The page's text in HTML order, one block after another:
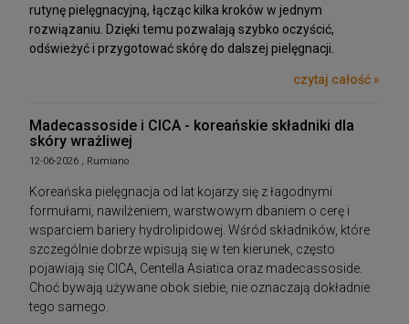
rutynę pielęgnacyjną, łącząc kilka kroków w jednym
rozwiązaniu. Dzięki temu pozwalają szybko oczyścić,
odświeżyć i przygotować skórę do dalszej pielęgnacji.
czytaj całość »
Madecassoside i CICA - koreańskie składniki dla
skóry wrażliwej
12-06-2026 , Rumiano
Koreańska pielęgnacja od lat kojarzy się z łagodnymi
formułami, nawilżeniem, warstwowym dbaniem o cerę i
wsparciem bariery hydrolipidowej. Wśród składników, które
szczególnie dobrze wpisują się w ten kierunek, często
pojawiają się CICA, Centella Asiatica oraz madecassoside.
Choć bywają używane obok siebie, nie oznaczają dokładnie
tego samego.